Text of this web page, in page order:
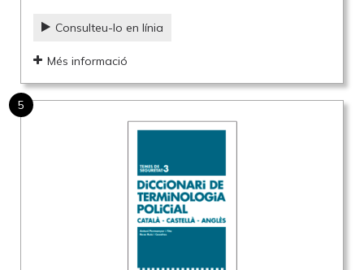
Consulteu-lo en línia
Més informació
5